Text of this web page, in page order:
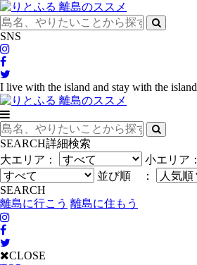
SNS
I live with the island and stay with the island
SEARCH詳細検索
大エリア：
小エリア：
並び順 ：
SEARCH
離島に行こう 離島に住もう
CLOSE